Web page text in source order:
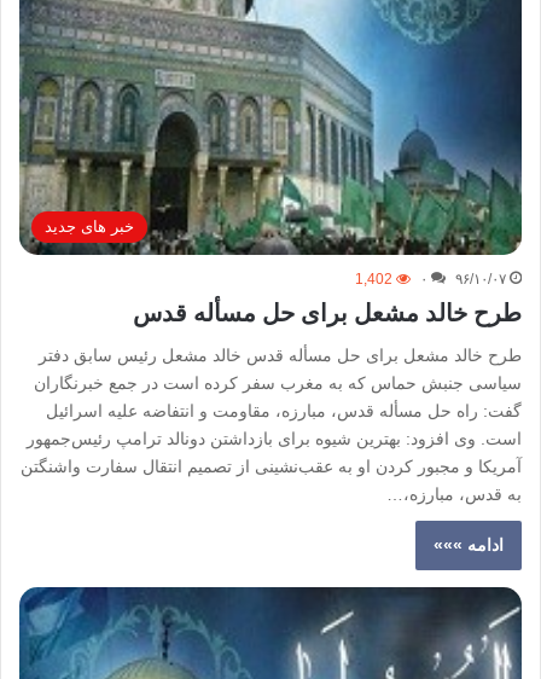
خبر های جدید
۹۶/۱۰/۰۷ ۰ 1,402
طرح خالد مشعل برای حل مسأله قدس
طرح خالد مشعل برای حل مسأله قدس خالد مشعل رئیس سابق دفتر
سیاسی جنبش حماس که به مغرب سفر کرده است در جمع خبرنگاران
گفت: راه حل مسأله قدس، مبارزه، مقاومت و انتفاضه علیه اسرائیل
است. وی افزود: بهترین شیوه‌ برای بازداشتن دونالد ترامپ رئیس‌جمهور
آمریکا و مجبور کردن او به عقب‌نشینی از تصمیم انتقال سفارت واشنگتن
به قدس، مبارزه،…
ادامه »»»